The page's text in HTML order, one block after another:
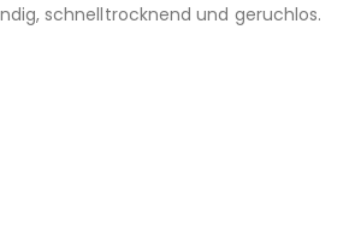
schnelltrocknend und geruchlos.